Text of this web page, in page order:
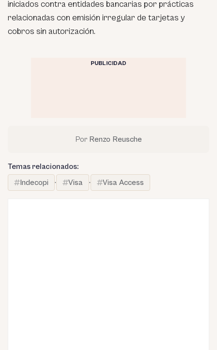
iniciados contra entidades bancarias por prácticas
relacionadas con emisión irregular de tarjetas y
cobros sin autorización.
PUBLICIDAD
Por Renzo Reusche
Temas relacionados:
Indecopi
· Visa · Visa Access